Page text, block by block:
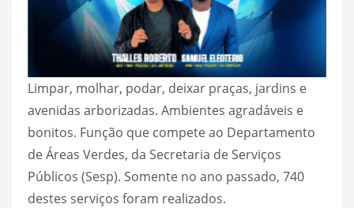
Limpar, molhar, podar, deixar praças, jardins e
avenidas arborizadas. Ambientes agradáveis e
bonitos. Função que compete ao Departamento
de Áreas Verdes, da Secretaria de Serviços
Públicos (Sesp). Somente no ano passado, 740
destes serviços foram realizados.